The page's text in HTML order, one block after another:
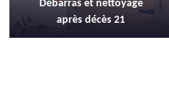
Débarras et nettoyage
après décès 21